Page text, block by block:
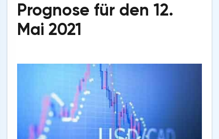
Prognose für den 12.
Mai 2021